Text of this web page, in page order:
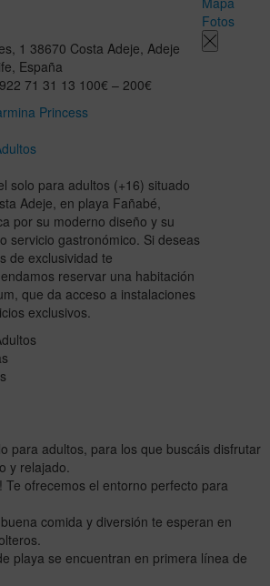
1 38670 Costa Adeje, Adeje
España
71 31 13 100€ – 200€
Princess
solo para adultos (+16) situado
Adeje, en playa Fañabé,
por su moderno diseño y su
servicio gastronómico. Si deseas
de exclusividad te
reservar una habitación
que da acceso a instalaciones
exclusivos.
Fotos
para adultos, para los que buscáis disfrutar
y relajado.
Te ofrecemos el entorno perfecto para
comida y diversión te esperan en
playa se encuentran en primera línea de